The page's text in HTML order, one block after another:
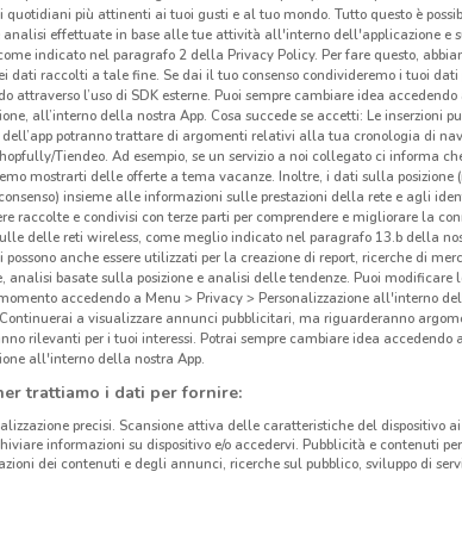
16.1 km
Gli
dal
io è
quotidiani più attinenti ai tuoi gusti e al tuo mondo. Tutto questo è
analisi effettuate in base alle tue attività all'interno dell'applicazione e
indicato nel paragrafo 2 della Privacy Policy. Per fare questo,
dati raccolti a tale fine. Se dai il tuo consenso condivideremo i tuoi dati
attraverso l’uso di SDK esterne. Puoi sempre cambiare idea accedendo
all’interno della nostra App. Cosa succede se accetti: Le inserzioni
potranno trattare di argomenti relativi alla tua cronologia di
Tiendeo. Ad esempio, se un servizio a noi collegato ci informa
mostrarti delle offerte a tema vacanze. Inoltre, i dati sulla posizione
insieme alle informazioni sulle prestazioni della rete e agli
raccolte e condivisi con terze parti per comprendere e migliorare la
delle reti wireless, come meglio indicato nel paragrafo 13.b della
anche essere utilizzati per la creazione di report, ricerche di
analisi basate sulla posizione e analisi delle tendenze. Puoi modificare
accedendo a Menu > Privacy > Personalizzazione all'interno
a visualizzare annunci pubblicitari, ma riguarderanno
rilevanti per i tuoi interessi. Potrai sempre cambiare idea accedendo
all'interno della nostra App.
trattiamo i dati per fornire:
precisi. Scansione attiva delle caratteristiche del dispositivo
informazioni su dispositivo e/o accedervi. Pubblicità e contenuti
dei contenuti e degli annunci, ricerche sul pubblico, sviluppo di